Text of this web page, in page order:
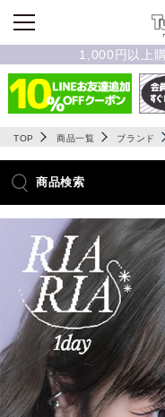
1,000円以上
TOP 商品一覧 ブランド
商品検索